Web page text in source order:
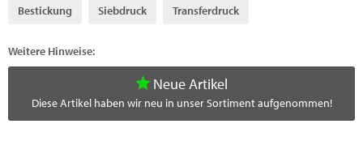
Bestickung Siebdruck Transferdruck
Weitere Hinweise:
Neue Artikel
Diese Artikel haben wir neu in unser Sortiment aufgenommen!